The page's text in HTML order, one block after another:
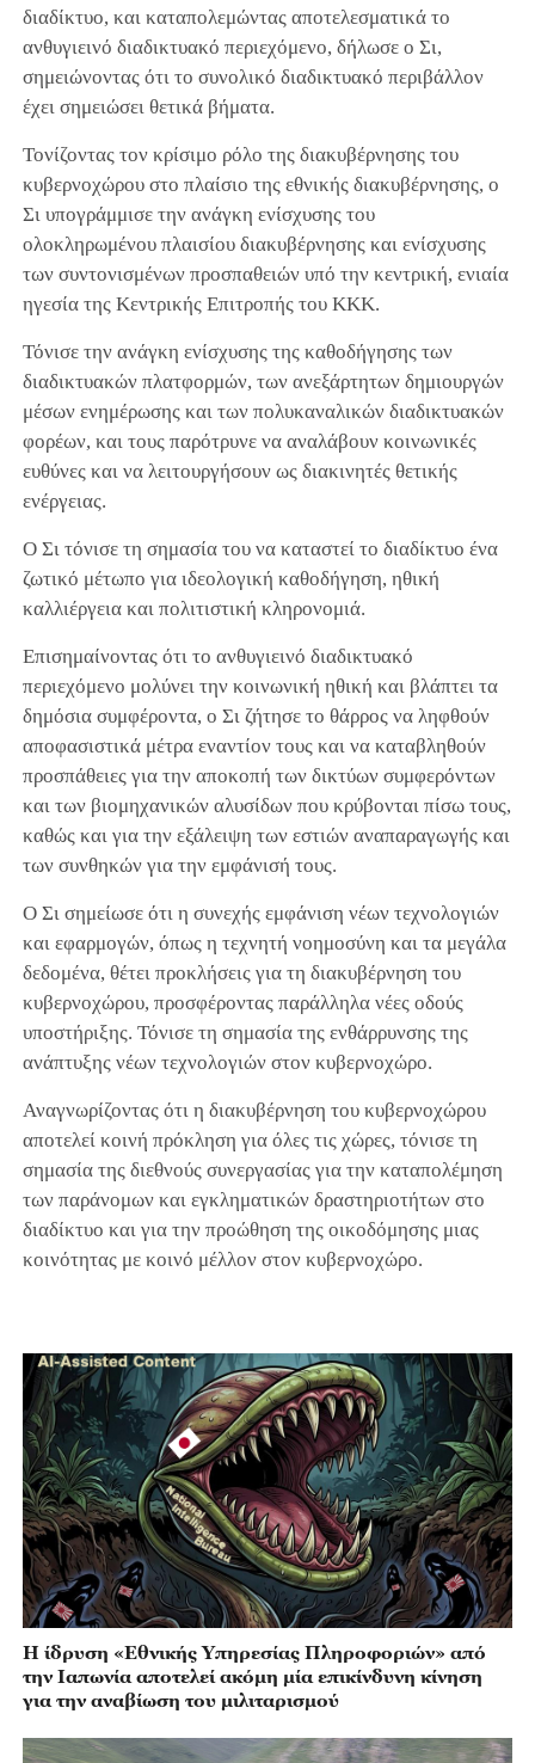
διαδίκτυο, και καταπολεμώντας αποτελεσματικά το
ανθυγιεινό διαδικτυακό περιεχόμενο, δήλωσε ο Σι,
σημειώνοντας ότι το συνολικό διαδικτυακό περιβάλλον
έχει σημειώσει θετικά βήματα.
Τονίζοντας τον κρίσιμο ρόλο της διακυβέρνησης του
κυβερνοχώρου στο πλαίσιο της εθνικής διακυβέρνησης, ο
Σι υπογράμμισε την ανάγκη ενίσχυσης του
ολοκληρωμένου πλαισίου διακυβέρνησης και ενίσχυσης
των συντονισμένων προσπαθειών υπό την κεντρική, ενιαία
ηγεσία της Κεντρικής Επιτροπής του ΚΚΚ.
Τόνισε την ανάγκη ενίσχυσης της καθοδήγησης των
διαδικτυακών πλατφορμών, των ανεξάρτητων δημιουργών
μέσων ενημέρωσης και των πολυκαναλικών διαδικτυακών
φορέων, και τους παρότρυνε να αναλάβουν κοινωνικές
ευθύνες και να λειτουργήσουν ως διακινητές θετικής
ενέργειας.
Ο Σι τόνισε τη σημασία του να καταστεί το διαδίκτυο ένα
ζωτικό μέτωπο για ιδεολογική καθοδήγηση, ηθική
καλλιέργεια και πολιτιστική κληρονομιά.
Επισημαίνοντας ότι το ανθυγιεινό διαδικτυακό
περιεχόμενο μολύνει την κοινωνική ηθική και βλάπτει τα
δημόσια συμφέροντα, ο Σι ζήτησε το θάρρος να ληφθούν
αποφασιστικά μέτρα εναντίον τους και να καταβληθούν
προσπάθειες για την αποκοπή των δικτύων συμφερόντων
και των βιομηχανικών αλυσίδων που κρύβονται πίσω τους,
καθώς και για την εξάλειψη των εστιών αναπαραγωγής και
των συνθηκών για την εμφάνισή τους.
Ο Σι σημείωσε ότι η συνεχής εμφάνιση νέων τεχνολογιών
και εφαρμογών, όπως η τεχνητή νοημοσύνη και τα μεγάλα
δεδομένα, θέτει προκλήσεις για τη διακυβέρνηση του
κυβερνοχώρου, προσφέροντας παράλληλα νέες οδούς
υποστήριξης. Τόνισε τη σημασία της ενθάρρυνσης της
ανάπτυξης νέων τεχνολογιών στον κυβερνοχώρο.
Αναγνωρίζοντας ότι η διακυβέρνηση του κυβερνοχώρου
αποτελεί κοινή πρόκληση για όλες τις χώρες, τόνισε τη
σημασία της διεθνούς συνεργασίας για την καταπολέμηση
των παράνομων και εγκληματικών δραστηριοτήτων στο
διαδίκτυο και για την προώθηση της οικοδόμησης μιας
κοινότητας με κοινό μέλλον στον κυβερνοχώρο.
Η ίδρυση «Εθνικής Υπηρεσίας Πληροφοριών» από
την Ιαπωνία αποτελεί ακόμη μία επικίνδυνη κίνηση
για την αναβίωση του μιλιταρισμού